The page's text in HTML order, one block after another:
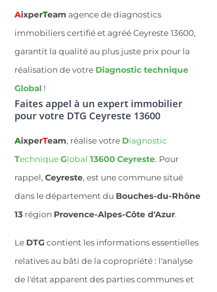
AixperTeam agence de diagnostics
immobiliers certifié et agréé Ceyreste 13600,
garantit la qualité au plus juste prix pour la
réalisation de votre Diagnostic technique
Global !
Faites appel à un expert immobilier
pour votre DTG Ceyreste 13600
AixperTeam, réalise votre Diagnostic
Technique Global 13600 Ceyreste. Pour
rappel, Ceyreste, est une commune situé
dans le département du Bouches-du-Rhône
13 région Provence-Alpes-Côte d'Azur.
Le DTG contient les informations essentielles
relatives au bâti de la copropriété : l'analyse
de l'état apparent des parties communes et